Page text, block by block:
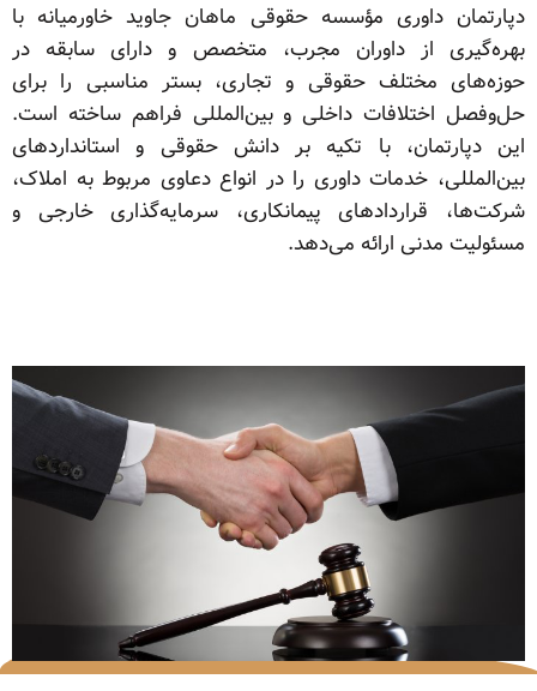
دپارتمان داوری مؤسسه حقوقی ماهان جاوید خاورمیانه با
بهره‌گیری از داوران مجرب، متخصص و دارای سابقه در
حوزه‌های مختلف حقوقی و تجاری، بستر مناسبی را برای
حل‌وفصل اختلافات داخلی و بین‌المللی فراهم ساخته است.
این دپارتمان، با تکیه بر دانش حقوقی و استانداردهای
بین‌المللی، خدمات داوری را در انواع دعاوی مربوط به املاک،
شرکت‌ها، قراردادهای پیمانکاری، سرمایه‌گذاری خارجی و
مسئولیت مدنی ارائه می‌دهد.